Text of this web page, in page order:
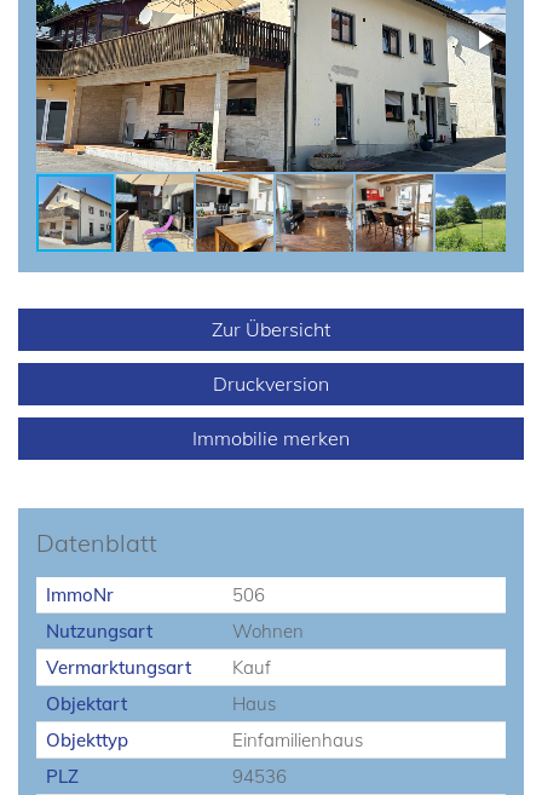
Zur Übersicht
Druckversion
Immobilie merken
Datenblatt
ImmoNr
506
Nutzungsart
Wohnen
Vermarktungsart
Kauf
Objektart
Haus
Objekttyp
Einfamilienhaus
PLZ
94536